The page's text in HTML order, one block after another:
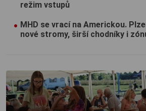
režim vstupů
MHD se vrací na Americkou.
nové stromy, širší chodníky i